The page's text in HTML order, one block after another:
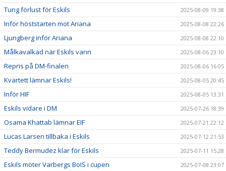
Tung förlust för Eskils 2025-08-09 19:38
Inför höststarten mot Ariana 2025-08-08 22:26
Ljungberg inför Ariana 2025-08-08 22:10
Målkavalkad när Eskils vann 2025-08-06 23:10
Repris på DM-finalen 2025-08-06 16:05
Kvartett lämnar Eskils! 2025-08-05 20:45
Inför HIF 2025-08-05 13:31
Eskils vidare i DM 2025-07-26 18:39
Osama Khattab lämnar EIF 2025-07-21 22:12
Lucas Larsen tillbaka i Eskils 2025-07-12 21:53
Teddy Bermudez klar för Eskils 2025-07-11 15:28
Eskils möter Varbergs BoIS i cupen 2025-07-08 23:07